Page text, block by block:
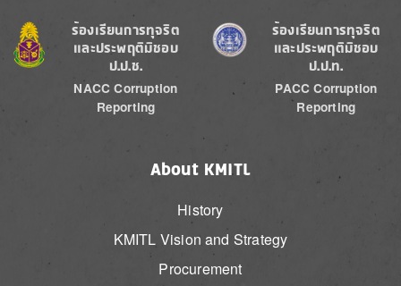
Image
ร้องเรียนการทุจริต
และประพฤติมิชอบ
ป.ป.ช.
NACC Corruption
Reporting
Image
ร้องเรียนการทุจริต
และประพฤติมิชอบ
ป.ป.ท.
PACC Corruption
Reporting
About KMITL
History
KMITL Vision and Strategy
Procurement